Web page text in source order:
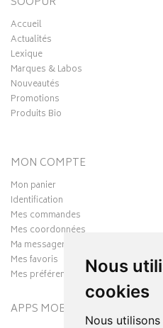
Nous
cookies
Nous
Accueil
Actualités
Lexique
Marques & Labos
Nouveautés
Promotions
Produits Bio
MON COMPTE
Mon panier
Identification
Mes commandes
Mes coordonnées
Ma messagerie
Mes favoris
Mes préférences Cookies
APPS MOBILES